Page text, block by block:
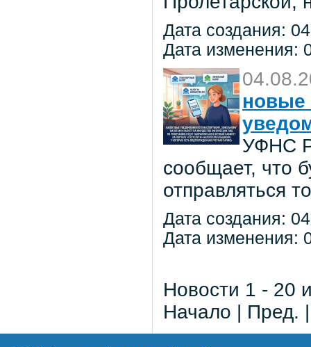
Дата создания:
Дата изменения:
новые
УФНС
сообщает, что
отправляться
Дата создания:
Дата изменения:
Новости 1 - 20
Начало | Пред.